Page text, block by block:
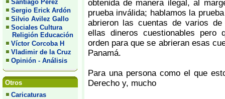
Santiago Pérez
Sergio Erick Ardón
Silvio Avilez Gallo
Sociales Cultura
Religión Educación
Víctor Corcoba H
Vladimir de la Cruz
Opinión - Análisis
Otros
Caricaturas
obtenida de manera ilegal, al
prueba inválida; hablamos la
abrieron las cuentas de varios
ellas dineros cuestionables pero
orden para que se abrieran esas
Panamá.
Para una persona como el que
Derecho y, mucho